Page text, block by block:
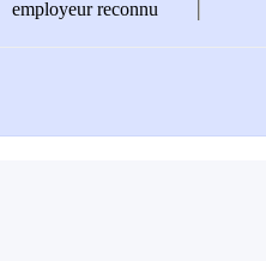
employeur reconnu